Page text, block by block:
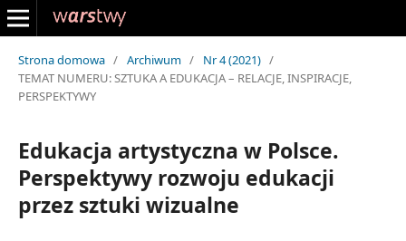
Strona domowa / Archiwum / Nr 4 (2021) /
TEMAT NUMERU: SZTUKA A EDUKACJA – RELACJE, INSPIRACJE,
PERSPEKTYWY
Edukacja artystyczna w Polsce.
Perspektywy rozwoju edukacji
przez sztuki wizualne